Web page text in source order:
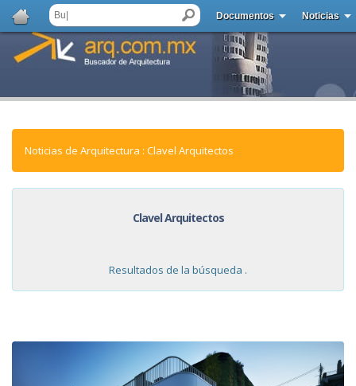
Documentos Noticias
Noticias de Arquitectura : Clavel Arquitectos
Clavel Arquitectos
Resultados de la búsqueda .